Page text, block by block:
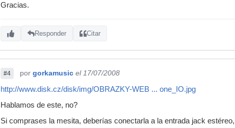
Gracias.
Responder Citar
#4 por gorkamusic el 17/07/2008
http://www.disk.cz/disk/img/OBRAZKY-WEB ... one_IO.jpg
Hablamos de este, no?
Si comprases la mesita, deberías conectarla a la entrada jack estéreo,